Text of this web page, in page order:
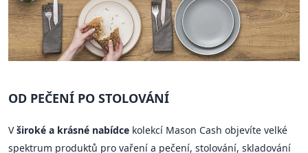
OD PEČENÍ PO STOLOVÁNÍ
Vširoké a krásné nabídce kolekcí Mason Cash objevíte velké
spektrum produktů pro vaření a pečení, stolování, skladování